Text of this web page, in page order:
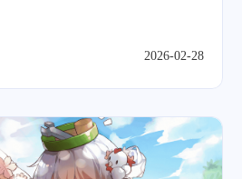
2026-02-28